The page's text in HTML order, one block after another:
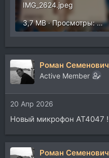
IMG_2624.jpeg
3,7 MB · Просмотры: 121
Роман Семенович
Active Member
20 Апр 2026
Новый микрофон AT4047 !
Роман Семенович